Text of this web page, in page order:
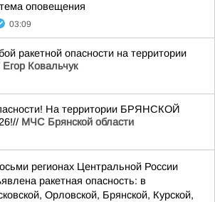
оповещения
03:09
ракетной опасности на территории
Егор Ковальчук
На территории БРЯНСКОЙ
МЧС Брянской области
регионах Центральной России
ракетная опасность: в
Орловской, Брянской, Курской,